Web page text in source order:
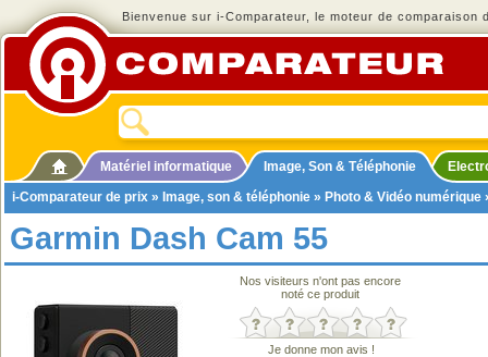
Bienvenue sur i-Comparateur, le moteur de comparaison
Matériel informatique Image, Son & Téléphonie
i-Comparateur de prix » Image, son & téléphonie » Photo & Vidéo numérique
Garmin Dash Cam 55
Nos visiteurs n'ont pas encore
noté ce produit
Je donne mon avis !